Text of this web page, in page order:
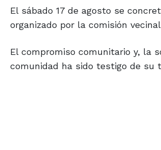
El sábado 17 de agosto se
organizado por la comisión
El compromiso comunitario y, la
comunidad ha sido testigo de su